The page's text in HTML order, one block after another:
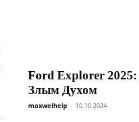
Ford Explorer
Злым Духом
maxwelhelp - 10.10.2024